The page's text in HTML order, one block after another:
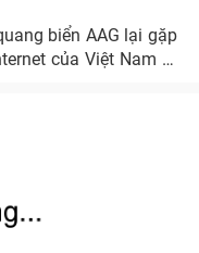
biển AAG lại gặp
của Việt Nam đi